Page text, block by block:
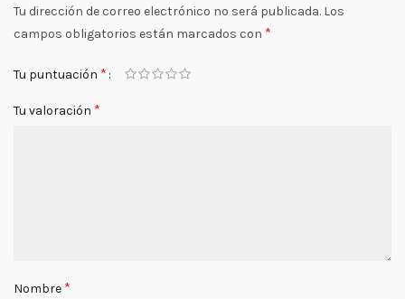
Tu dirección de correo electrónico no será publicada. Los
campos obligatorios están marcados con *
Tu puntuación *
Tu valoración *
Nombre *